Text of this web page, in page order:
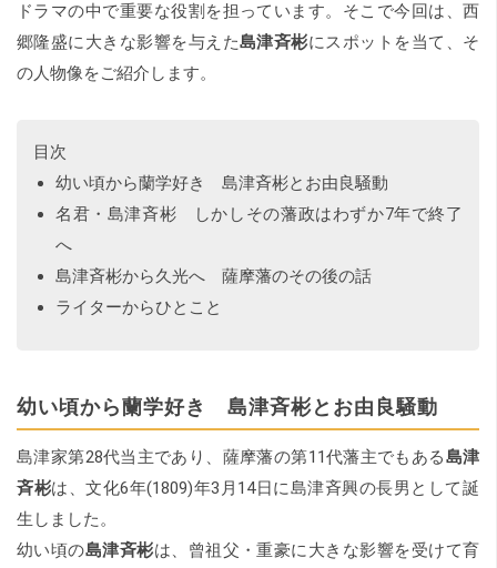
ドラマの中で重要な役割を担っています。そこで今回は、西
郷隆盛に大きな影響を与えた島津斉彬にスポットを当て、そ
の人物像をご紹介します。
目次
幼い頃から蘭学好き 島津斉彬とお由良騒動
名君・島津斉彬 しかしその藩政はわずか7年で終了
へ
島津斉彬から久光へ 薩摩藩のその後の話
ライターからひとこと
幼い頃から蘭学好き 島津斉彬とお由良騒動
島津家第28代当主であり、薩摩藩の第11代藩主でもある島津
斉彬は、文化6年(1809)年3月14日に島津斉興の長男として誕
生しました。
幼い頃の島津斉彬は、曾祖父・重豪に大きな影響を受けて育